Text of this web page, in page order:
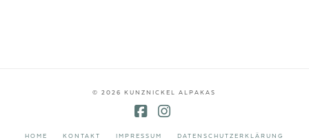
© 2026 KUNZNICKEL ALPAKAS
HOME KONTAKT IMPRESSUM DATENSCHUTZERKLÄRUNG